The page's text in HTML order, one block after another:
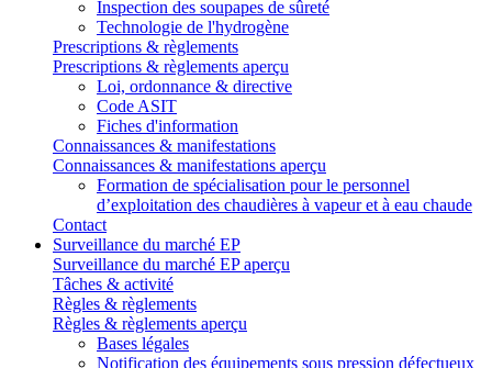
Inspection des soupapes de sûreté
Technologie de l'hydrogène
Prescriptions & règlements
Prescriptions & règlements aperçu
Loi, ordonnance & directive
Code ASIT
Fiches d'information
Connaissances & manifestations
Connaissances & manifestations aperçu
Formation de spécialisation pour le personnel
d’exploitation des chaudières à vapeur et à eau chaude
Contact
Surveillance du marché EP
Surveillance du marché EP aperçu
Tâches & activité
Règles & règlements
Règles & règlements aperçu
Bases légales
Notification des équipements sous pression défectueux